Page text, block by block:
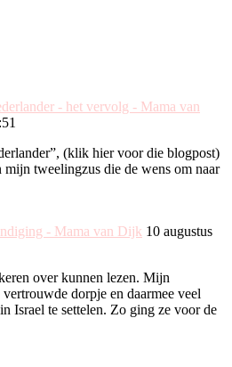
- het vervolg - Mama van
(klik hier voor die blogpost)
tweelingzus die de wens om naar
- Mama van Dijk 10 augustus
over kunnen lezen. Mijn
dorpje en daarmee veel
Israel te settelen. Zo ging ze voor de